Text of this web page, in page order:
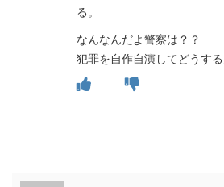
る。
なんなんだよ警察は？？
犯罪を自作自演してどうする